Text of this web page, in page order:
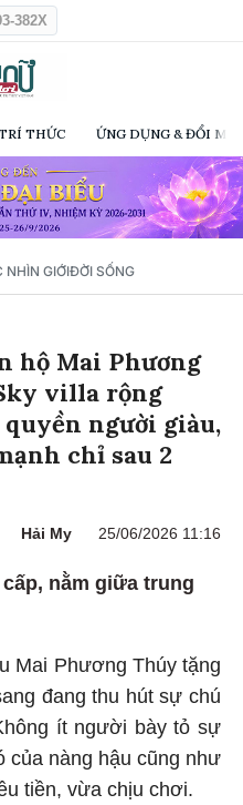
382X
THỨC ỨNG DỤNG & ĐỔI
NHÌN GIỚIĐỜI SỐNG
hộ Mai Phương
villa rộng
người giàu,
chỉ sau 2
Hải My 25/06/2026 11:16
nằm giữa trung
Mai Phương Thúy tặng
đang thu hút sự chú
ít người bày tỏ sự
của nàng hậu cũng như
tiền, vừa chịu chơi.